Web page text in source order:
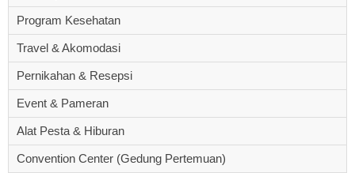
Program Kesehatan
Travel & Akomodasi
Pernikahan & Resepsi
Event & Pameran
Alat Pesta & Hiburan
Convention Center (Gedung Pertemuan)